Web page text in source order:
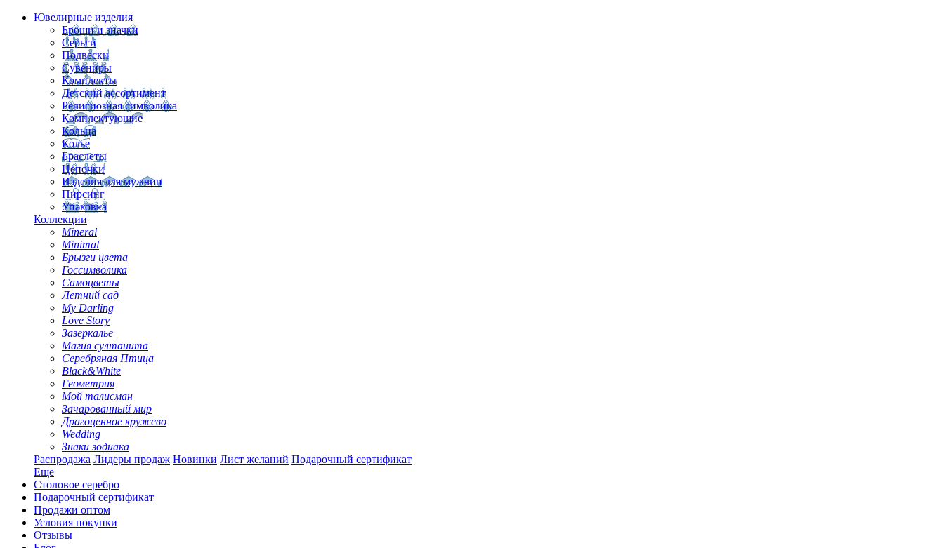
Ювелирные изделия
Броши и значки
Серьги
Подвески
Сувениры
Комплекты
Детский ассортимент
Религиозная символика
Комплектующие
Кольца
Колье
Браслеты
Цепочки
Изделия для мужчин
Пирсинг
Упаковка
Коллекции
Mineral
Minimal
Брызги цвета
Госсимволика
Самоцветы
Летний сад
My Darling
Love Story
Зазеркалье
Магия султанита
Серебряная Птица
Black&White
Геометрия
Мой талисман
Зачарованный мир
Драгоценное кружево
Wedding
Знаки зодиака
Распродажа Лидеры продаж Новинки Лист желаний Подарочный сертификат
Еще
Столовое серебро
Подарочный сертификат
Продажи оптом
Условия покупки
Отзывы